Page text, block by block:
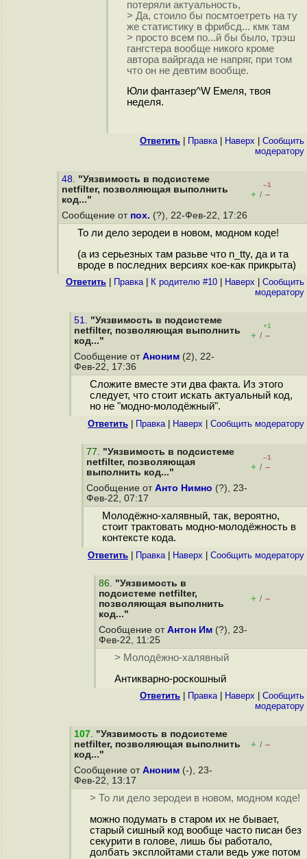
потеряли актуальность,
> Да, стоило бы посмтоетреть на ту
же статистику в фрибсд... кмк там
> просто всем по...й бы было, трэш
гангстера вообще никого кроме
автора вайргада не напряг, при том
что он не девтим вообще.
Юли фантазер^W Емеля, твоя
неделя.
Ответить Правка| Наверх
Cообщить
модератору
48. "Уязвимость в подсистеме
netfilter, позволяющая выполнить
код..."
–1
+ / –
Сообщение от пох. (?), 22-Фев-22, 17:26
То ли дело зеродеи в новом, модном коде!
(а из серьезных там разьве что n_tty, да и та
вроде в последних версиях кое-как прикрыта)
Ответить Правка| К родителю #10 Наверх
Cообщить
модератору
51. "Уязвимость в подсистеме
netfilter, позволяющая выполнить
код..."
+1
+ / –
Сообщение от Аноним (2), 22-
Фев-22, 17:36
Сложите вместе эти два факта. Из этого
следует, что стоит искать актуальный код,
но не "модно-молодёжный".
Ответить Правка| Наверх Cообщить модератору
77. "Уязвимость в подсистеме
netfilter, позволяющая
выполнить код..."
–1
+ / –
Сообщение от Анто Нимно (?), 23-
Фев-22, 07:17
Молодёжно-халявный, так, вероятно,
стоит трактовать модно-молодёжность в
контексте кода.
Ответить Правка| Наверх Cообщить модератору
86. "Уязвимость в
подсистеме netfilter,
позволяющая выполнить
код..."
+ / –
Сообщение от Антон Им (?), 23-
Фев-22, 11:25
> Молодёжно-халявный
Антикварно-роскошный
Ответить Правка| Наверх
Cообщить
модератору
107. "Уязвимость в подсистеме
netfilter, позволяющая выполнить
код..."
+ / –
Сообщение от Аноним (-), 23-
Фев-22, 13:17
> То ли дело зеродеи в новом, модном коде!
можно подумать в старом их не бывает,
старый сишный код вообще часто писан без
секурити в голове, лишь бы работало,
долбать эксплойтами стали ведь уже потом